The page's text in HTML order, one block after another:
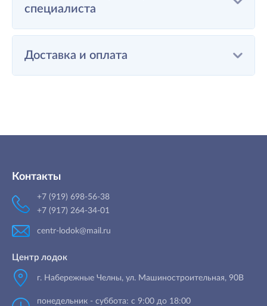
специалиста
Доставка и оплата
Контакты
+7 (919) 698-56-38
+7 (917) 264-34-01
centr-lodok@mail.ru
Центр лодок
г. Набережные Челны, ул. Машиностроительная, 90B
понедельник - суббота: с 9:00 до 18:00